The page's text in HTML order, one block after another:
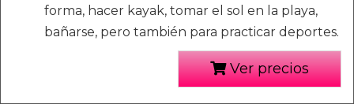
forma, hacer kayak, tomar el sol en la playa,
bañarse, pero también para practicar deportes.
Ver precios